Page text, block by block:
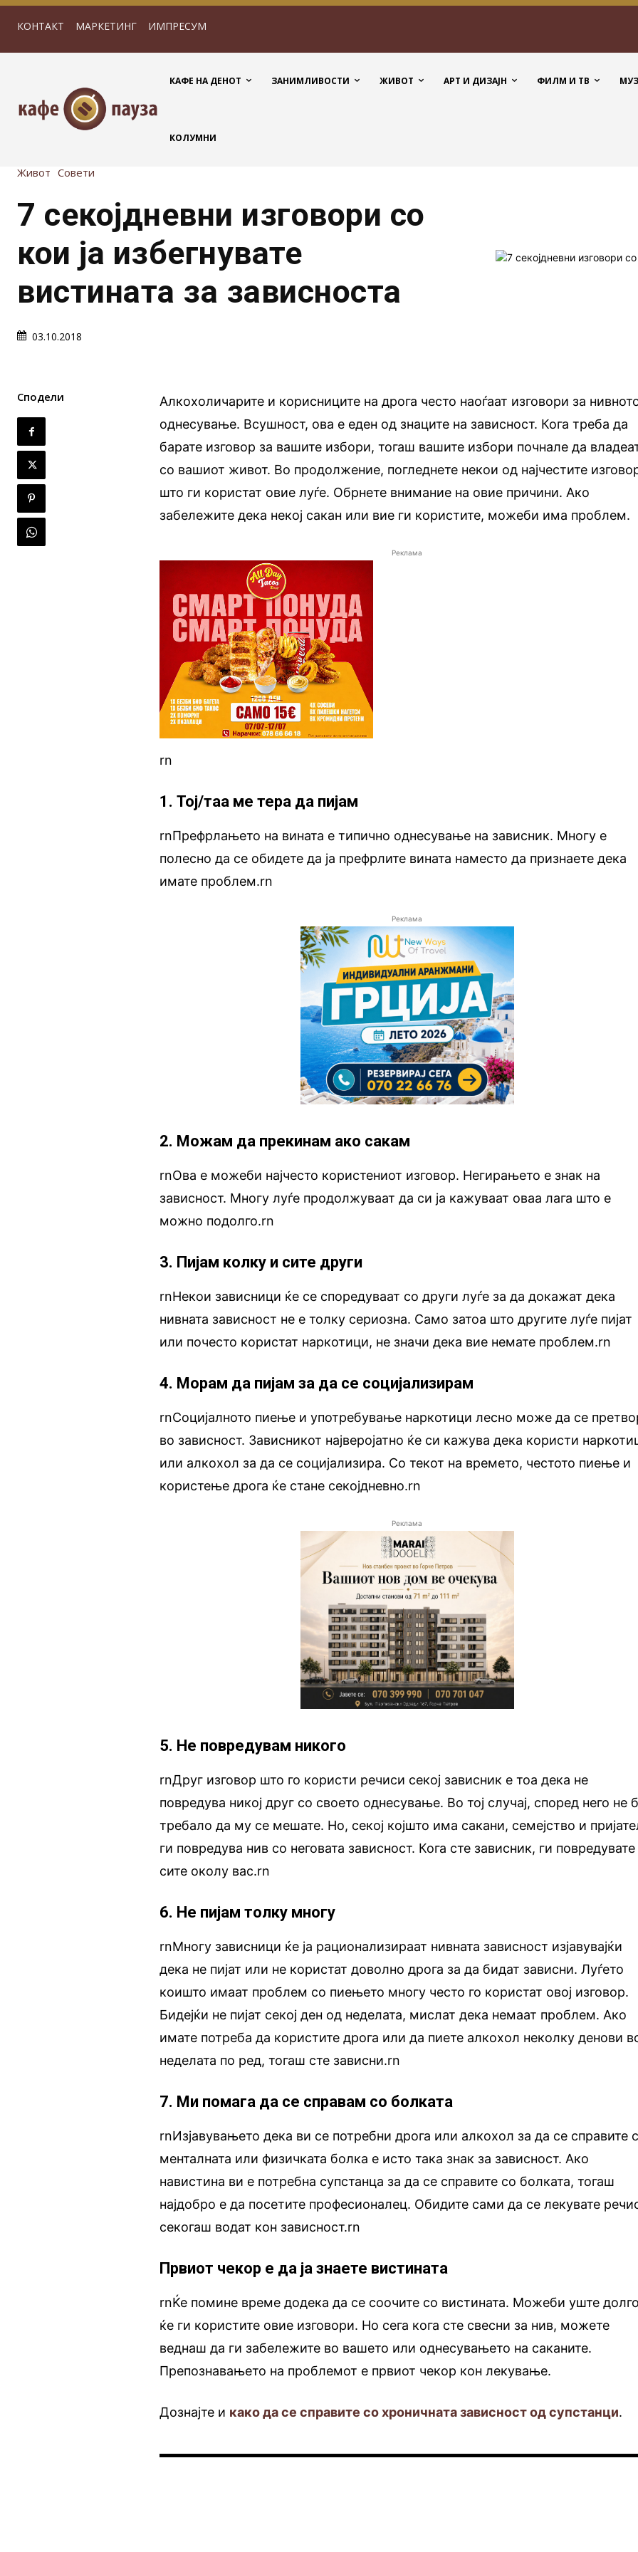
КОНТАКТ МАРКЕТИНГ ИМПРЕСУМ
КАФЕ НА ДЕНОТ ЗАНИМЛИВОСТИ ЖИВОТ АРТ И ДИЗАЈН ФИЛМ И ТВ
КОЛУМНИ
Живот Совети
7 секојдневни изговори со
кои ја избегнувате
вистината за зависноста
03.10.2018
Сподели
Алкохоличарите и корисниците на дрога често наоѓаат изговори за
однесување. Всушност, ова е еден од знаците на зависност. Кога треба да
барате изговор за вашите избори, тогаш вашите избори почнале да
со вашиот живот. Во продолжение, погледнете некои од најчестите
што ги користат овие луѓе. Обрнете внимание на овие причини. Ако
забележите дека некој сакан или вие ги користите, можеби има проблем.
Реклама
rn
1. Тој/таа ме тера да пијам
rnПрефрлањето на вината е типично однесување на зависник. Многу е
полесно да се обидете да ја префрлите вината наместо да признаете дека
имате проблем.rn
Реклама
2. Можам да прекинам ако сакам
rnОва е можеби најчесто користениот изговор. Негирањето е знак на
зависност. Многу луѓе продолжуваат да си ја кажуваат оваа лага што е
можно подолго.rn
3. Пијам колку и сите други
rnНекои зависници ќе се споредуваат со други луѓе за да докажат дека
нивната зависност не е толку сериозна. Само затоа што другите луѓе пијат
или почесто користат наркотици, не значи дека вие немате проблем.rn
4. Морам да пијам за да се социјализирам
rnСоцијалното пиење и употребување наркотици лесно може да се
во зависност. Зависникот најверојатно ќе си кажува дека користи
или алкохол за да се социјализира. Со текот на времето, честото пиење и
користење дрога ќе стане секојдневно.rn
Реклама
5. Не повредувам никого
rnДруг изговор што го користи речиси секој зависник е тоа дека не
повредува никој друг со своето однесување. Во тој случај, според него не
требало да му се мешате. Но, секој којшто има сакани, семејство и
ги повредува нив со неговата зависност. Кога сте зависник, ги повредувате
сите околу вас.rn
6. Не пијам толку многу
rnМногу зависници ќе ја рационализираат нивната зависност изјавувајќи
дека не пијат или не користат доволно дрога за да бидат зависни. Луѓето
коишто имаат проблем со пиењето многу често го користат овој изговор.
Бидејќи не пијат секој ден од неделата, мислат дека немаат проблем. Ако
имате потреба да користите дрога или да пиете алкохол неколку денови
неделата по ред, тогаш сте зависни.rn
7. Ми помага да се справам со болката
rnИзјавувањето дека ви се потребни дрога или алкохол за да се справите
менталната или физичката болка е исто така знак за зависност. Ако
навистина ви е потребна супстанца за да се справите со болката, тогаш
најдобро е да посетите професионалец. Обидите сами да се лекувате
секогаш водат кон зависност.rn
Првиот чекор е да ја знаете вистината
rnЌе помине време додека да се соочите со вистината. Можеби уште долго
ќе ги користите овие изговори. Но сега кога сте свесни за нив, можете
веднаш да ги забележите во вашето или однесувањето на саканите.
Препознавањето на проблемот е првиот чекор кон лекување.
Дознајте и како да се справите со хроничната зависност од супстанци.